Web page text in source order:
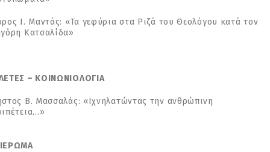
Ι. Μαντάς: «Τα γεφύρια στα Ριζά του Θεολόγου κατά τον
Κατσαλίδα»
– ΚΟΙΝΩΝΙΟΛΟΓΙΑ
Β. Μασσαλάς: «Ιχνηλατώντας την ανθρώπινη